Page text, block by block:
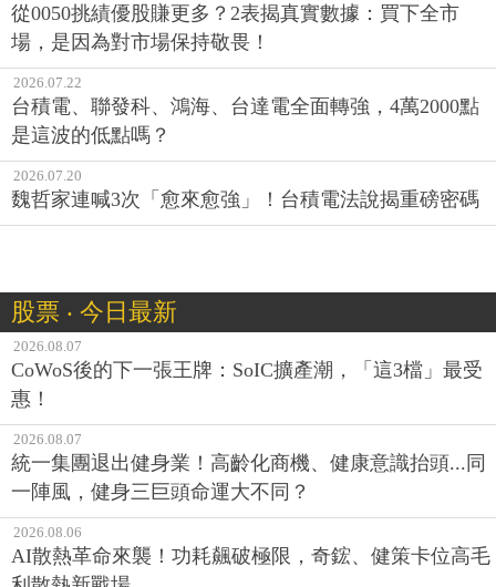
從0050挑績優股賺更多？2表揭真實數據：買下全市
場，是因為對市場保持敬畏！
2026.07.22
台積電、聯發科、鴻海、台達電全面轉強，4萬2000點
是這波的低點嗎？
2026.07.20
魏哲家連喊3次「愈來愈強」！台積電法說揭重磅密碼
股票 ‧ 今日最新
2026.08.07
CoWoS後的下一張王牌：SoIC擴產潮，「這3檔」最受
惠！
2026.08.07
統一集團退出健身業！高齡化商機、健康意識抬頭...同
一陣風，健身三巨頭命運大不同？
2026.08.06
AI散熱革命來襲！功耗飆破極限，奇鋐、健策卡位高毛